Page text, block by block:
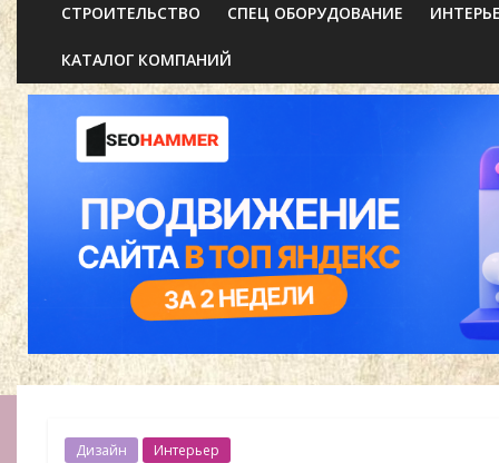
СТРОИТЕЛЬСТВО СПЕЦ ОБОРУДОВАНИЕ
КАТАЛОГ КОМПАНИЙ
Дизайн Интерьер